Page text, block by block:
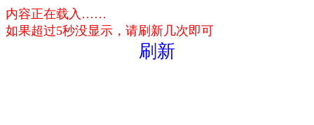
内容正在载入……
如果超过5秒没显示，请刷新几次即可
刷新